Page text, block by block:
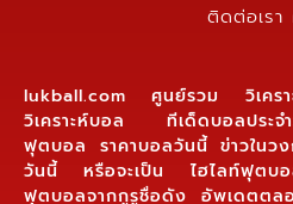
ติดต่อเรา
lukball.com ศูนย์รวม วิเคร
วิเคราะห์บอล ทีเด็ดบอลประ
ฟุตบอล ราคาบอลวันนี้ ข่าวในว
วันนี้ หรือจะเป็น ไฮไลท์ฟุตบ
ฟุตบอลจากกูรูชื่อดัง อัพเดตต